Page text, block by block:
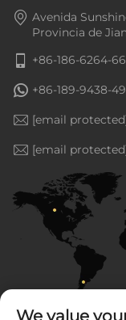
Avenida
Provincia de
+86-186-6264-
+86-189-9438-
[email
[email
We value